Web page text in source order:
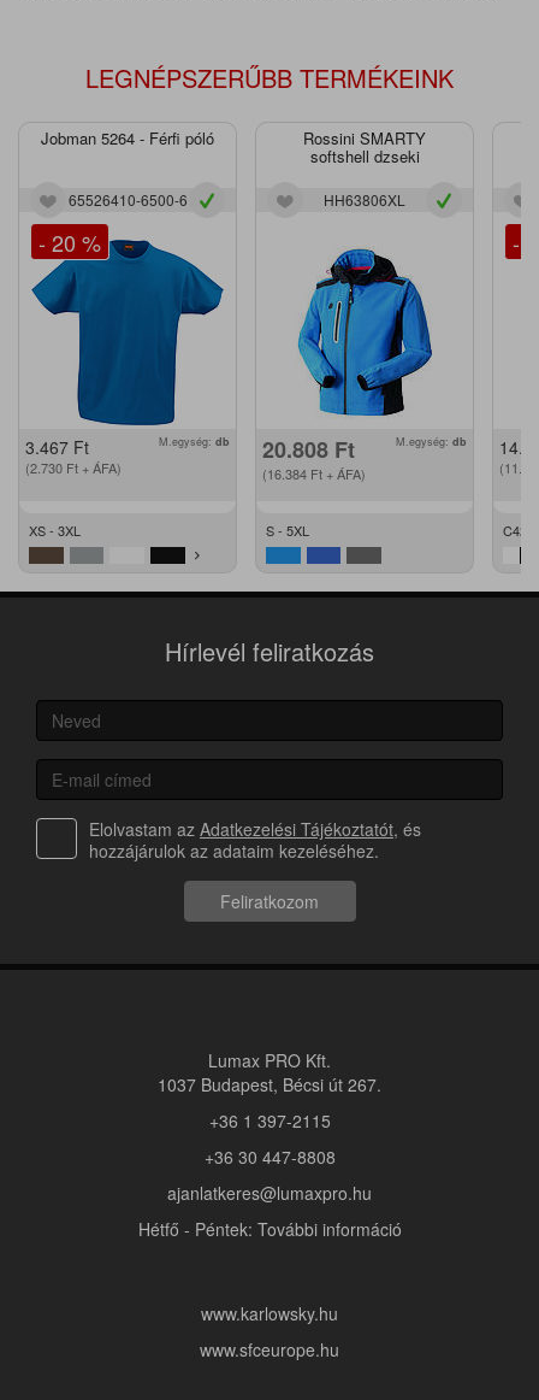
LEGNÉPSZERŰBB TERMÉKEINK
Jobman 5264 - Férfi póló
65526410-6500-6
- 20 %
3.467 Ft
(2.730 Ft + ÁFA)
M.egység: db
XS - 3XL
Rossini SMARTY
softshell dzseki
HH63806XL
20.808 Ft
(16.384 Ft + ÁFA)
M.egység: db
S - 5XL
-
C42 -
Hírlevél feliratkozás
Elolvastam az Adatkezelési Tájékoztatót, és
hozzájárulok az adataim kezeléséhez.
Feliratkozom
Lumax PRO Kft.
1037 Budapest, Bécsi út 267.
+36 1 397-2115
+36 30 447-8808
ajanlatkeres@lumaxpro.hu
Hétfő - Péntek: További információ
www.karlowsky.hu
www.sfceurope.hu